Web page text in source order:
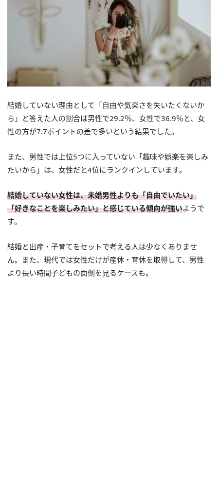
結婚していない理由として「自由や気楽さを失いたくないか
ら」と答えた人の割合は男性で29.2％、女性で36.9％と、女
性の方が7.7ポイントの差で多いという結果でした。
また、男性では上位5つに入っていない「趣味や娯楽を楽しみ
たいから」は、女性だと4位にランクインしています。
結婚していない女性は、未婚男性よりも「自由でいたい」
「好きなことを楽しみたい」と感じている傾向が強いようで
す。
結婚と出産・子育てをセットで考える人は少なくありませ
ん。また、現代では女性だけが産休・育休を取得して、男性
より長い時間子どもの面倒を見るケースも。